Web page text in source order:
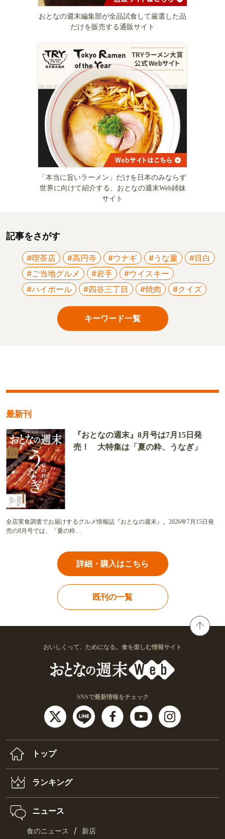
おとなの週末編集部が全品試食して厳選した品
だけを販売する通販サイト
「本当に旨いラーメン」だけを日本のみならず
世界に向けて紹介する、おとなの週末Web姉妹
サイト
記事をさがす
#喫茶店 #高円寺 #ウナギ #うな重
#目白
#ご当地グルメ
#岩手
#ウイスキー
#ハイボール
#四谷三丁目 #焼肉 #クイズ
キーワード一覧
最新刊
『おとなの週末』8月号は7月15日発
売！ 大特集は「夏の粋、うなぎ」
全店実食調査でお届けするグルメ情報誌『おとなの週末』。2026年7月15日発
売の8月号では、「夏の粋…
詳細・購入はこちら
既刊の一覧
おいしくって、ためになる。食を楽しむ情報サイト
SNSで最新情報をチェック
トップ
ランキング
ニュース
食のニュース / 新店